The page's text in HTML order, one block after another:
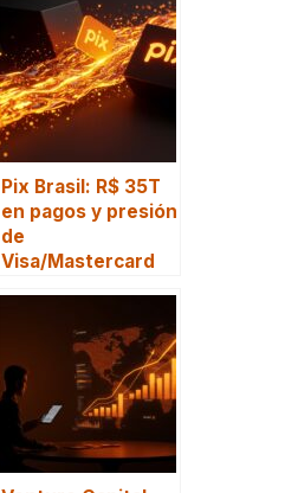
Pix Brasil: R$ 35T
en pagos y presión
de
Visa/Mastercard